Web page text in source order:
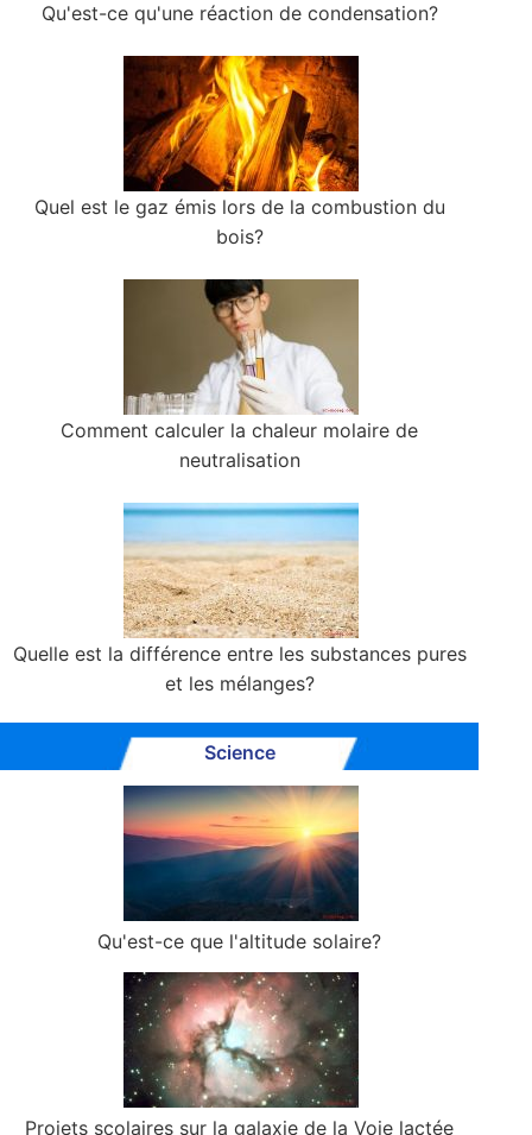
Qu'est-ce qu'une réaction de condensation?
Quel est le gaz émis lors de la combustion du
bois?
Comment calculer la chaleur molaire de
neutralisation
Quelle est la différence entre les substances pures
et les mélanges?
Science
Qu'est-ce que l'altitude solaire?
Projets scolaires sur la galaxie de la Voie lactée